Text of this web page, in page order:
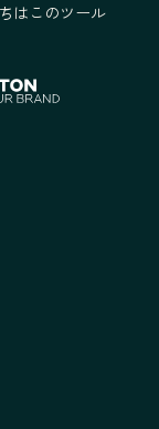
はこのツール